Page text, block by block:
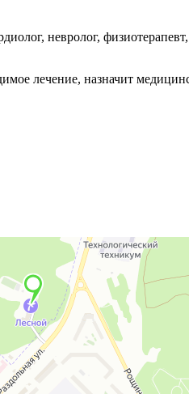
невролог,
лечение, назначит